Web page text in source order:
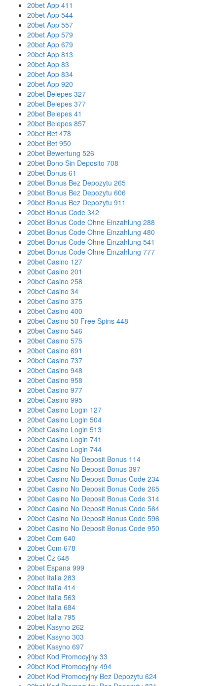
20bet App 411
20bet App 544
20bet App 557
20bet App 579
20bet App 679
20bet App 813
20bet App 83
20bet App 834
20bet App 920
20bet Belepes 327
20bet Belepes 377
20bet Belepes 41
20bet Belepes 857
20bet Bet 478
20bet Bet 950
20bet Bewertung 526
20bet Bono Sin Deposito 708
20bet Bonus 61
20bet Bonus Bez Depozytu 265
20bet Bonus Bez Depozytu 606
20bet Bonus Bez Depozytu 911
20bet Bonus Code 342
20bet Bonus Code Ohne Einzahlung 288
20bet Bonus Code Ohne Einzahlung 480
20bet Bonus Code Ohne Einzahlung 541
20bet Bonus Code Ohne Einzahlung 777
20bet Casino 127
20bet Casino 201
20bet Casino 258
20bet Casino 34
20bet Casino 375
20bet Casino 400
20bet Casino 50 Free Spins 448
20bet Casino 546
20bet Casino 575
20bet Casino 691
20bet Casino 737
20bet Casino 948
20bet Casino 958
20bet Casino 977
20bet Casino 995
20bet Casino Login 127
20bet Casino Login 504
20bet Casino Login 513
20bet Casino Login 741
20bet Casino Login 744
20bet Casino No Deposit Bonus 114
20bet Casino No Deposit Bonus 397
20bet Casino No Deposit Bonus Code 234
20bet Casino No Deposit Bonus Code 265
20bet Casino No Deposit Bonus Code 314
20bet Casino No Deposit Bonus Code 564
20bet Casino No Deposit Bonus Code 596
20bet Casino No Deposit Bonus Code 950
20bet Com 640
20bet Com 678
20bet Cz 648
20bet Espana 999
20bet Italia 283
20bet Italia 414
20bet Italia 563
20bet Italia 684
20bet Italia 795
20bet Kasyno 262
20bet Kasyno 303
20bet Kasyno 697
20bet Kod Promocyjny 33
20bet Kod Promocyjny 494
20bet Kod Promocyjny Bez Depozytu 624